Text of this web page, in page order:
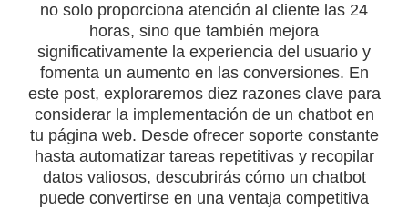
no solo proporciona atención al cliente las 24
horas, sino que también mejora
significativamente la experiencia del usuario y
fomenta un aumento en las conversiones. En
este post, exploraremos diez razones clave para
considerar la implementación de un chatbot en
tu página web. Desde ofrecer soporte constante
hasta automatizar tareas repetitivas y recopilar
datos valiosos, descubrirás cómo un chatbot
puede convertirse en una ventaja competitiva